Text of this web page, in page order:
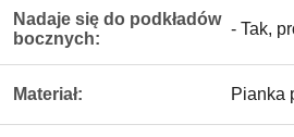
Nadaje się do podkładów
bocznych:
- Tak,
Materiał: Pianka